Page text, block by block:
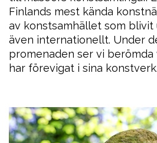
Finlands mest kända
av konstsamhället som blivit
även internationellt. Under
promenaden ser vi
har förevigat i sina konstverk.